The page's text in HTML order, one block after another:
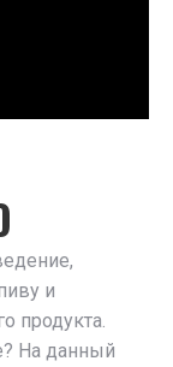
и
продукта.
На данный